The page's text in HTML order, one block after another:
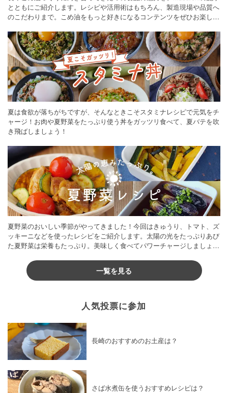
とともにご紹介します。レシピや活用術はもちろん、製造現場や品質へ
のこだわりまで。こめ油をもっと好きになるコンテンツをぜひお楽しみ
夏は食欲が落ちがちですが、そんなときこそスタミナレシピで元気をチ
ャージ！お肉や夏野菜をたっぷり使う丼をガッツリ食べて、夏バテを吹
き飛ばしましょう！
夏野菜のおいしい季節がやってきました！今回はきゅうり、トマト、ズ
ッキーニなどを使ったレシピをご紹介します。太陽の光をたっぷりあび
た夏野菜は栄養もたっぷり。美味しく食べてパワーチャージしましょう
一覧を見る
人気投票に参加
長崎のおすすめのお土産は？
さば水煮缶を使うおすすめレシピは？